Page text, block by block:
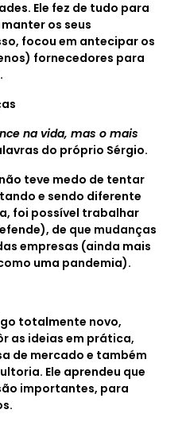
Ele fez de tudo para
os seus
focou em antecipar os
fornecedores para
na vida, mas o mais
do próprio Sérgio.
teve medo de tentar
e sendo diferente
foi possível trabalhar
de que mudanças
empresas (ainda mais
uma pandemia).
totalmente novo,
as ideias em prática,
de mercado e também
Ele aprendeu que
importantes, para